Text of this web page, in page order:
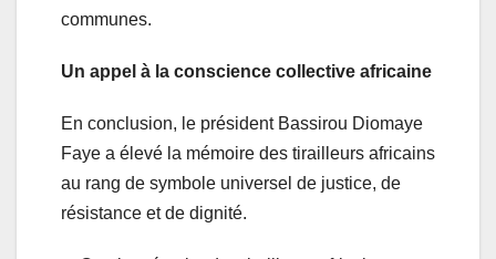
communes.
Un appel à la conscience collective africaine
En conclusion, le président Bassirou Diomaye
Faye a élevé la mémoire des tirailleurs africains
au rang de symbole universel de justice, de
résistance et de dignité.